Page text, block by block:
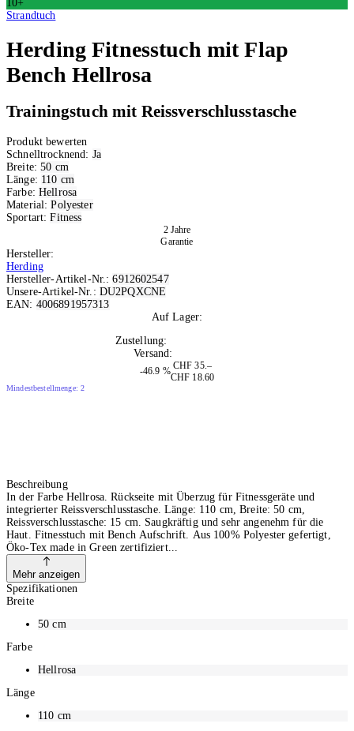
10+
Strandtuch
Herding Fitnesstuch mit Flap
Bench Hellrosa
Trainingstuch mit Reissverschlusstasche
Produkt bewerten
Schnelltrocknend: Ja
Breite:50 cm
Länge: 110 cm
Farbe: Hellrosa
Material:Polyester
Sportart:Fitness
2 Jahre
Garantie
Hersteller:
Herding
Hersteller-Artikel-Nr.:6912602547
Unsere-Artikel-Nr.: DU2PQXCNE
EAN: 4006891957313
Auf Lager:
Zustellung:
Versand:
-46.9 %
CHF 35.–
CHF 18.60
Mindestbestellmenge: 2
Beschreibung
In der Farbe Hellrosa. Rückseite mit Überzug für Fitnessgeräte und
integrierter Reissverschlusstasche. Länge: 110 cm, Breite: 50 cm,
Reissverschlusstasche: 15 cm. Saugkräftig und sehr angenehm für die
Haut. Fitnesstuch mit Bench Aufschrift. Aus 100% Polyester gefertigt,
Öko-Tex made in Green zertifiziert
Mehr anzeigen
Spezifikationen
Breite
50cm
Farbe
Hellrosa
Länge
110 cm